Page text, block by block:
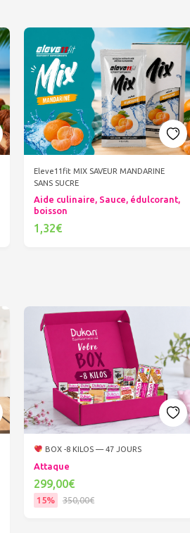
Eleve11fit MIX SAVEUR MANDARINE
SANS SUCRE
Aide culinaire, Sauce, édulcorant,
boisson
1,32€
BOX -8 KILOS — 47 JOURS
Attaque
299,00€
15%
350,00€